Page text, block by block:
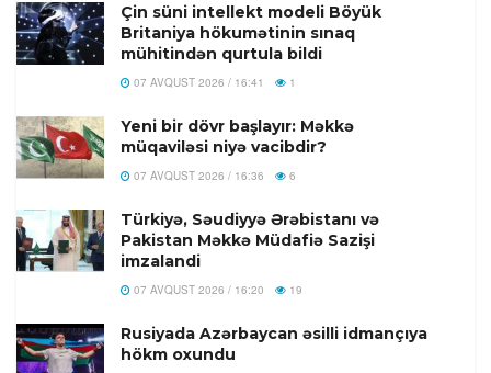
Çin süni intellekt modeli Böyük
Britaniya hökumətinin sınaq
mühitindən qurtula bildi
07 AVQUST 2026 / 16:41 1
Yeni bir dövr başlayır: Məkkə
müqaviləsi niyə vacibdir?
07 AVQUST 2026 / 16:36 6
Türkiyə, Səudiyyə Ərəbistanı və
Pakistan Məkkə Müdafiə Sazişi
imzalandi
07 AVQUST 2026 / 16:20 19
Rusiyada Azərbaycan əsilli idmançıya
hökm oxundu